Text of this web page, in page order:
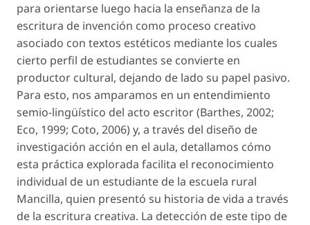
para orientarse luego hacia la enseñanza de la
escritura de invención como proceso creativo
asociado con textos estéticos mediante los cuales
cierto perfil de estudiantes se convierte en
productor cultural, de­jando de lado su papel pasivo.
Para esto, nos am­paramos en un entendimiento
semio-lingüístico del acto escritor (Barthes, 2002;
Eco, 1999; Coto, 2006) y, a través del diseño de
investigación acción en el aula, detallamos cómo
esta práctica explorada faci­lita el reconocimiento
individual de un estudiante de la escuela rural
Mancilla, quien presentó su his­toria de vida a través
de la escritura creativa. La de­tección de este tipo de